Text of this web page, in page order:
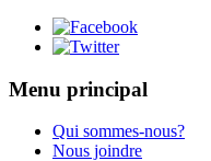
Menu principal
Qui sommes-nous?
Nous joindre